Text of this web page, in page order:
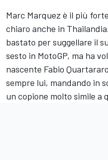
Marc Marquez è il più
chiaro anche in
bastato per suggellare il
sesto in MotoGP, ma ha
nascente Fabio
sempre lui, mandando in
un copione molto simile a